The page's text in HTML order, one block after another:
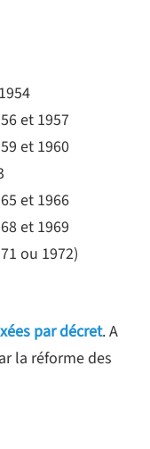
et 1957
et 1960
et 1966
et 1969
ou 1972)
par décret. A
la réforme des